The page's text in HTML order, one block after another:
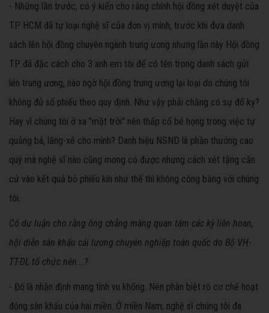
- Những lần trước, có ý kiến cho rằng chính hội đồng xét duyệt của
TP HCM đã tự loại nghệ sĩ của đơn vị mình, trước khi đưa danh
sách lên hội đồng chuyên ngành trung ương nhưng lần này Hội đồng
TP đã đặc cách cho 3 anh em tôi để có tên trong danh sách gửi
lên trung ương, nào ngờ hội đồng trung ương lại loại do chúng tôi
không đủ số phiếu theo quy định. Như vậy phải chăng có sự đố kỵ?
Hay vì chúng tôi ở xa "mặt trời" nên thấp cổ bé họng trong việc tự
quảng bá, lăng-xê cho mình? Danh hiệu NSND là phần thưởng cao
quý mà nghệ sĩ nào cũng mong có được nhưng cách xét tặng căn
cứ vào kết quả bỏ phiếu kín như thế thì không công bằng với chúng
tôi.
Có dư luận cho rằng ông chẳng màng quan tâm các kỳ liên hoan,
hội diễn sân khấu cải lương chuyên nghiệp toàn quốc do Bộ VH-
TT-DL tổ chức nên...?
- Đó là nhận định mang tính vu khống. Nên phân biệt rõ cơ chế hoạt
động sân khấu của hai miền. Ở miền Nam, nghệ sĩ chúng tôi đa